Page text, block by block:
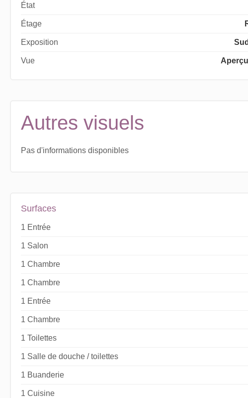
État
Étage
Exposition
Vue
Autres visuels
Pas d'informations disponibles
Surfaces
1 Entrée
1 Salon
1 Chambre
1 Chambre
1 Entrée
1 Chambre
1 Toilettes
1 Salle de douche / toilettes
1 Buanderie
1 Cuisine